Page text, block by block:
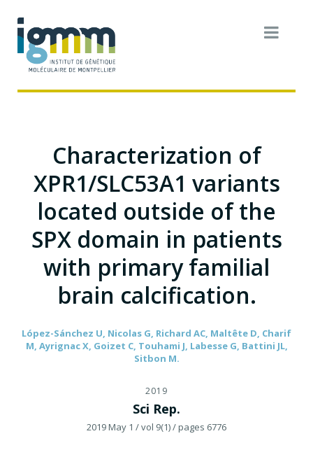
Characterization of
XPR1/SLC53A1 variants
located outside of the
SPX domain in patients
with primary familial
brain calcification.
López-Sánchez U, Nicolas G, Richard AC, Maltête D, Charif
M, Ayrignac X, Goizet C, Touhami J, Labesse G, Battini JL,
Sitbon M.
2019
Sci Rep.
2019 May 1 / vol 9(1)/ pages 6776